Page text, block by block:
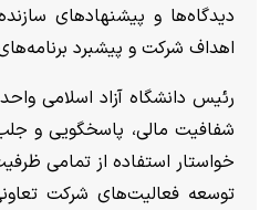
دیدگاه‌ها و پیشنهاد‌های
اهداف شرکت و پیشبرد
رئیس دانشگاه آزاد اسلامی
شفافیت مالی، پاسخگویی و
خواستار استفاده از تمامی
توسعه فعالیت‌های شرکت